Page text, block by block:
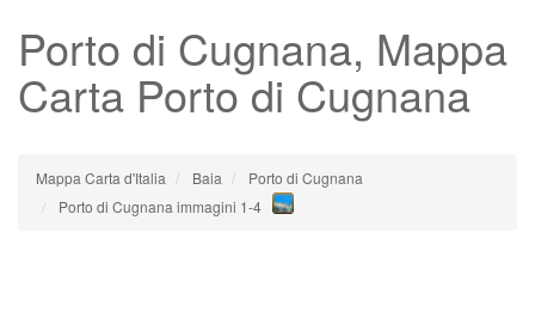
Porto di Cugnana, Mappa
Carta Porto di Cugnana
Mappa Carta d'Italia Baia
Porto di Cugnana
Porto di Cugnana immagini 1-4